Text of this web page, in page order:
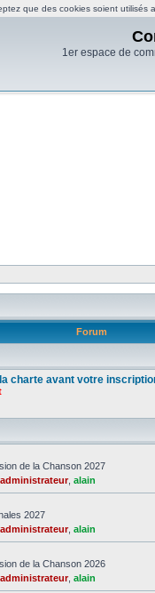
1er espace de
Forum
charte avant votre
de la Chanson 2027
administrateur, alain
2027
administrateur, alain
de la Chanson 2026
administrateur, alain
que des cookies soient